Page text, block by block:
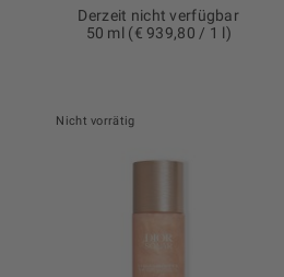
Derzeit nicht verfügbar
50 ml (€ 939,80 / 1 l)
Nicht vorrätig